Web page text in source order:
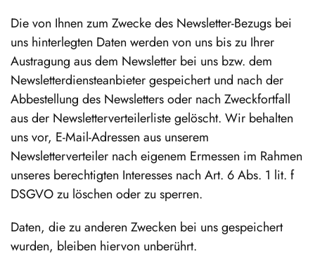
Die von Ihnen zum Zwecke des Newsletter-Bezugs bei
uns hinterlegten Daten werden von uns bis zu Ihrer
Austragung aus dem Newsletter bei uns bzw. dem
Newsletterdiensteanbieter gespeichert und nach der
Abbestellung des Newsletters oder nach Zweckfortfall
aus der Newsletterverteilerliste gelöscht. Wir behalten
uns vor, E-Mail-Adressen aus unserem
Newsletterverteiler nach eigenem Ermessen im Rahmen
unseres berechtigten Interesses nach Art. 6 Abs. 1 lit. f
DSGVO zu löschen oder zu sperren.
Daten, die zu anderen Zwecken bei uns gespeichert
wurden, bleiben hiervon unberührt.